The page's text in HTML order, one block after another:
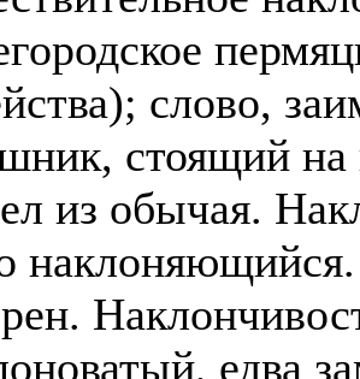
слово,
стоящий на
из обычая.
едва